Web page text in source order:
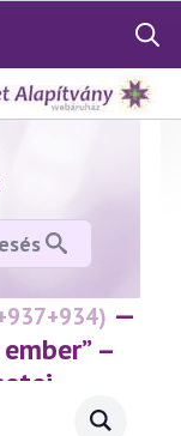
Search
for:
—
–